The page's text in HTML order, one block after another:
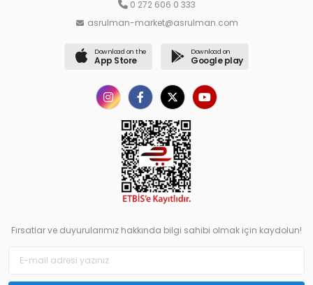
0 272 606 0 333
asrulman-market@asrulman.com
Download on the
App Store
Download on
Google play
Fırsatlar ve duyurularımız hakkında bilgi sahibi olmak için kaydolun!